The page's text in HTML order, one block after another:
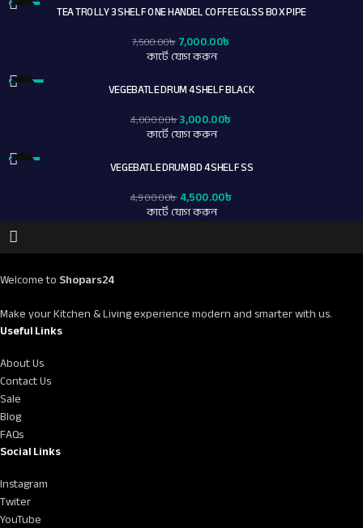
-7% TEA TROLLY 3 SHELF ONE HANDEL COFFEE GLSS BOX PIPE
7,500.00৳7,000.00৳
কার্টে যোগ করুন
-25% VEGEBATLE DRUM 4 SHELF BLACK
4,000.00৳3,000.00৳
কার্টে যোগ করুন
-8% VEGEBATLE DRUM BD 4 SHELF SS
4,900.00৳4,500.00৳
কার্টে যোগ করুন
Welcome toShopars24
Make your Kitchen & Living experience modern and smarter with us.
Useful Links
About Us
Contact Us
Sale
Blog
FAQs
Social Links
Instagram
Twiter
YouTube